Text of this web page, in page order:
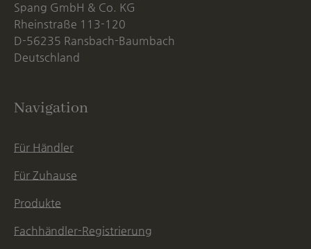
Spang GmbH & Co. KG
Rheinstraße 113-120
D-56235 Ransbach-Baumbach
Deutschland
Navigation
Für Händler
Für Zuhause
Produkte
Fachhändler-Registrierung